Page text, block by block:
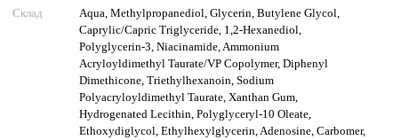
Склад
Aqua, Methylpropanediol, Glycerin, Butylene Glycol,
Caprylic/Capric Triglyceride, 1,2-Hexanediol,
Polyglycerin-3, Niacinamide, Ammonium
Acryloyldimethyl Taurate/VP Copolymer, Diphenyl
Dimethicone, Triethylhexanoin, Sodium
Polyacryloyldimethyl Taurate, Xanthan Gum,
Hydrogenated Lecithin, Polyglyceryl-10 Oleate,
Ethoxydiglycol, Ethylhexylglycerin, Adenosine, Carbomer,